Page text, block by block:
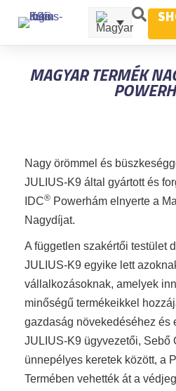
MAGYAR TERMÉK
Nagy örömmel és
JULIUS-K9 által gyártott és
IDC® Powerhám elnyerte a
Nagydíjat.
A független szakértői testület
JULIUS-K9 egyike lett
vállalkozásoknak, amelyek
minőségű termékeikkel
gazdaság növekedéséhez és
JULIUS-K9 ügyvezetői, Sebő
ünnepélyes keretek között, a
Termében vehették át a